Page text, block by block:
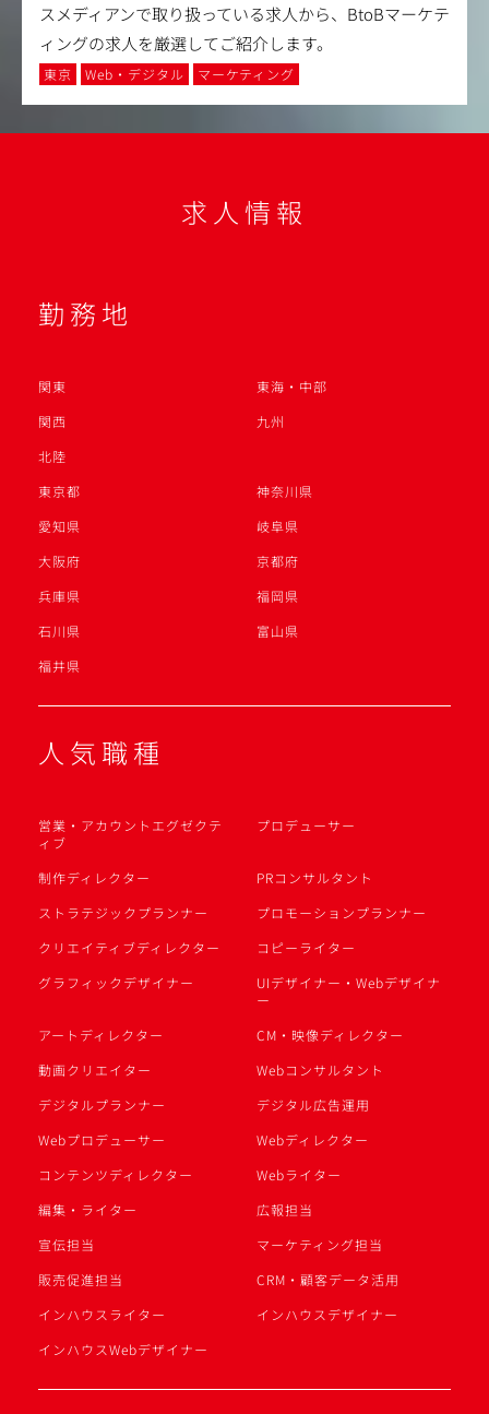
スメディアンで取り扱っている求人から、BtoBマーケテ
ィングの求人を厳選してご紹介します。
東京 Web・デジタル マーケティング
求人情報
勤務地
関東
東海・中部
関西
九州
北陸
東京都
神奈川県
愛知県
岐阜県
大阪府
京都府
兵庫県
福岡県
石川県
富山県
福井県
人気職種
営業・アカウントエグゼクテ
ィブ
プロデューサー
制作ディレクター
PRコンサルタント
ストラテジックプランナー
プロモーションプランナー
クリエイティブディレクター
コピーライター
グラフィックデザイナー
UIデザイナー・Webデザイナ
ー
アートディレクター
CM・映像ディレクター
動画クリエイター
Webコンサルタント
デジタルプランナー
デジタル広告運用
Webプロデューサー
Webディレクター
コンテンツディレクター
Webライター
編集・ライター
広報担当
宣伝担当
マーケティング担当
販売促進担当
CRM・顧客データ活用
インハウスライター
インハウスデザイナー
インハウスWebデザイナー